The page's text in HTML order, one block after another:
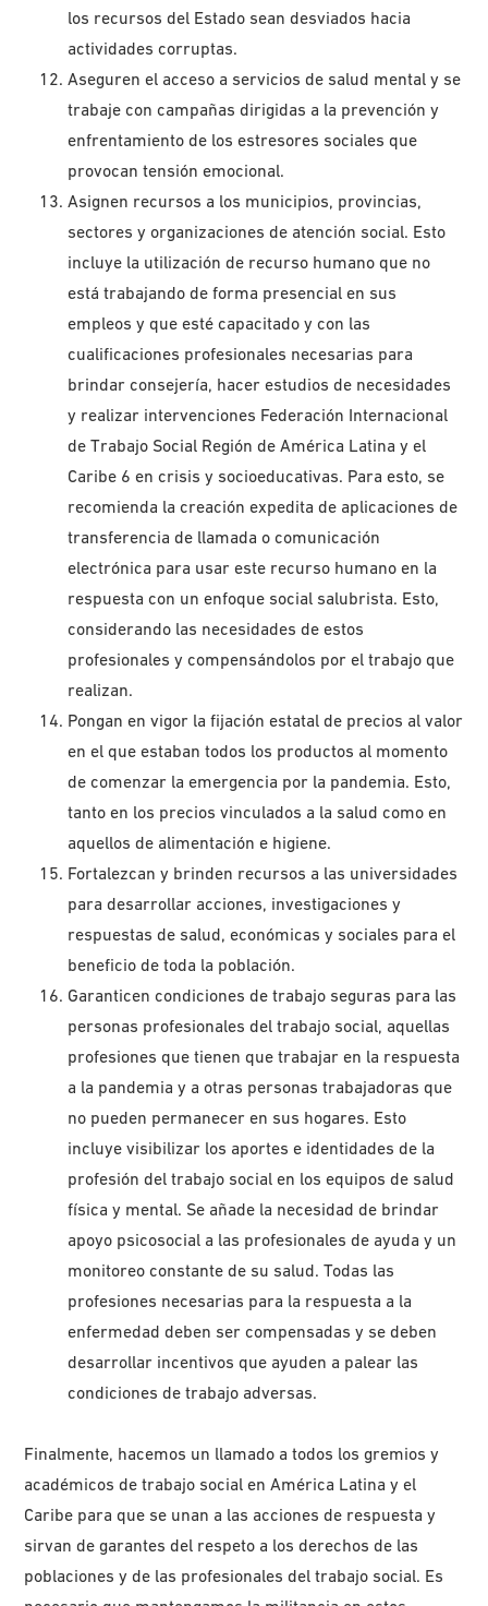
los recursos del Estado sean desviados hacia
actividades corruptas.
Aseguren el acceso a servicios de salud mental y se
trabaje con campañas dirigidas a la prevención y
enfrentamiento de los estresores sociales que
provocan tensión emocional.
Asignen recursos a los municipios, provincias,
sectores y organizaciones de atención social. Esto
incluye la utilización de recurso humano que no
está trabajando de forma presencial en sus
empleos y que esté capacitado y con las
cualificaciones profesionales necesarias para
brindar consejería, hacer estudios de necesidades
y realizar intervenciones Federación Internacional
de Trabajo Social Región de América Latina y el
Caribe 6 en crisis y socioeducativas. Para esto, se
recomienda la creación expedita de aplicaciones de
transferencia de llamada o comunicación
electrónica para usar este recurso humano en la
respuesta con un enfoque social salubrista. Esto,
considerando las necesidades de estos
profesionales y compensándolos por el trabajo que
realizan.
Pongan en vigor la fijación estatal de precios al valor
en el que estaban todos los productos al momento
de comenzar la emergencia por la pandemia. Esto,
tanto en los precios vinculados a la salud como en
aquellos de alimentación e higiene.
Fortalezcan y brinden recursos a las universidades
para desarrollar acciones, investigaciones y
respuestas de salud, económicas y sociales para el
beneficio de toda la población.
Garanticen condiciones de trabajo seguras para las
personas profesionales del trabajo social, aquellas
profesiones que tienen que trabajar en la respuesta
a la pandemia y a otras personas trabajadoras que
no pueden permanecer en sus hogares. Esto
incluye visibilizar los aportes e identidades de la
profesión del trabajo social en los equipos de salud
física y mental. Se añade la necesidad de brindar
apoyo psicosocial a las profesionales de ayuda y un
monitoreo constante de su salud. Todas las
profesiones necesarias para la respuesta a la
enfermedad deben ser compensadas y se deben
desarrollar incentivos que ayuden a palear las
condiciones de trabajo adversas.
Finalmente, hacemos un llamado a todos los gremios y
académicos de trabajo social en América Latina y el
Caribe para que se unan a las acciones de respuesta y
sirvan de garantes del respeto a los derechos de las
poblaciones y de las profesionales del trabajo social. Es